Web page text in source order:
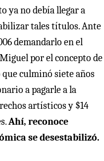
ya no debía llegar a
tales títulos. Ante
demandarlo en el
por el concepto de
culminó siete años
a pagarle a la
artísticos y $14
Ahí, reconoce
se desestabilizó.